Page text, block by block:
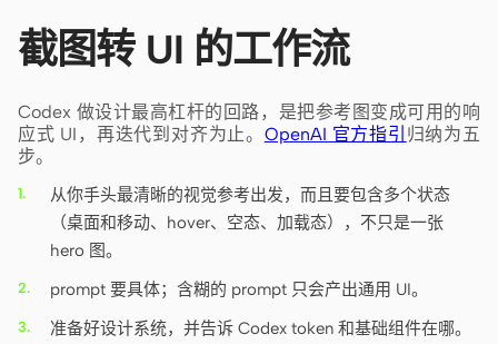
截图转 UI 的工作流
Codex 做设计最高杠杆的回路，是把参考图变成可用的响
应式 UI，再迭代到对齐为止。 OpenAI 官方指引 归纳为五
步。
从你手头最清晰的视觉参考出发，而且要包含多个状态
（桌面和移动、hover、空态、加载态），不只是一张
hero 图。
prompt 要具体；含糊的 prompt 只会产出通用 UI。
准备好设计系统，并告诉 Codex token 和基础组件在哪。